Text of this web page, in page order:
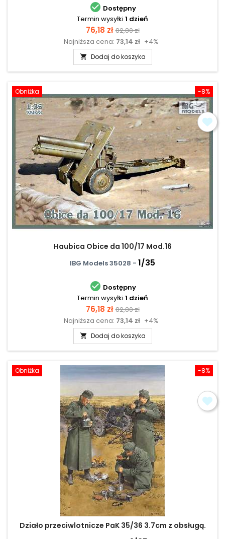
 Dostępny
Termin wysyłki 1 dzień
Cena
76,18 zł Cena
podstawowa
82,80 zł
Najniższa cena: 73,14 zł +4%
 Dodaj do koszyka
-8%
Obniżka
Haubica Obice da 100/17 Mod.16
IBG Models 35028 - 1/35
 Dostępny
Termin wysyłki 1 dzień
Cena
76,18 zł Cena
podstawowa
82,80 zł
Najniższa cena: 73,14 zł +4%
 Dodaj do koszyka
-8%
Obniżka
Działo przeciwlotnicze PaK 35/36 3.7cm z obsługą.